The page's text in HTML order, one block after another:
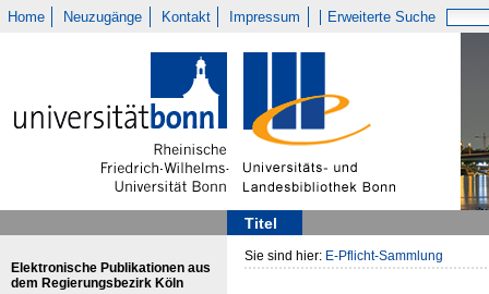
Home Neuzugänge Kontakt Impressum Erweiterte Suche
Titel
Elektronische Publikationen aus
dem Regierungsbezirk Köln
Sie sind hier: E-Pflicht-Sammlung